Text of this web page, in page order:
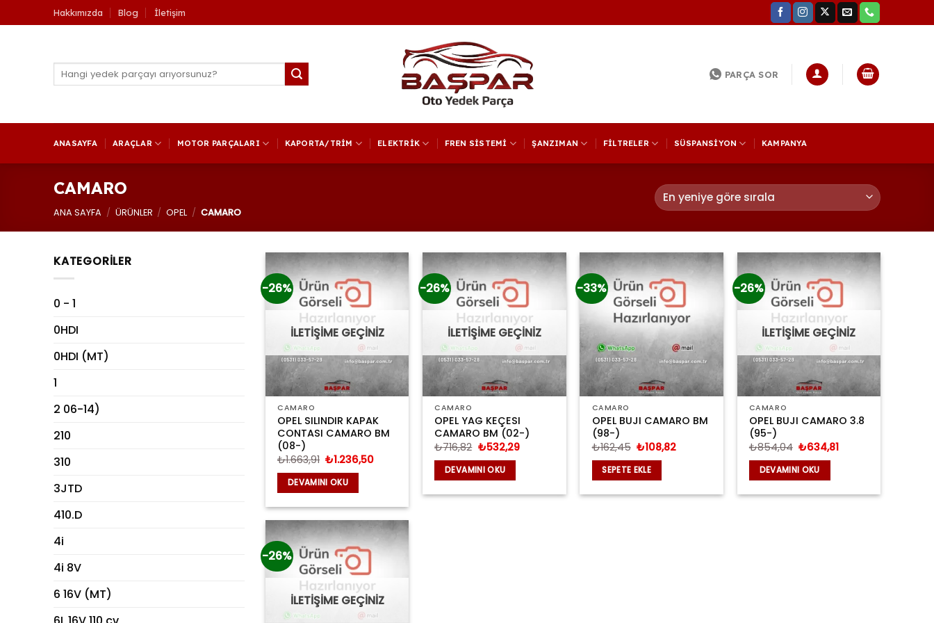
atla
Hakkımızda Blog İletişim
Ara: PARÇA SOR
ANASAYFA ARAÇLAR MOTOR PARÇALARI KAPORTA/TRİM ELEKTRİK FREN SİSTEMİ ŞANZIMAN FİLTRELER SÜSPANSİYON KAMPANYA
CAMARO
ANA SAYFA / ÜRÜNLER / OPEL / CAMARO
KATEGORİLER
0 - 1
0HDI
0HDI (MT)
1
2 06-14)
210
310
3JTD
410.D
4i
4i 8V
6 16V (MT)
-26%
İLETİŞİME GEÇİNİZ
CAMARO
OPEL SILINDIR KAPAK
CONTASI CAMARO BM
(08-)
₺1.663,91 Orijinal
₺1.663,91.
₺1.236,50Şu
DEVAMINI OKU
-26%
İLETİŞİME GEÇİNİZ
CAMARO
OPEL YAG KEÇESI
CAMARO BM (02-)
₺716,82 Orijinal
₺716,82.
₺532,29Şu
DEVAMINI OKU
-33%
CAMARO
OPEL BUJI CAMARO BM
(98-)
₺162,45 Orijinal
fiyat:
₺162,45.
₺108,82Şu
SEPETE EKLE
-26%
İLETİŞİME GEÇİNİZ
CAMARO
OPEL BUJI CAMARO 3.8
(95-)
₺854,04 Orijinal
₺854,04.
₺634,81Şu
DEVAMINI OKU
-26%
İLETİŞİME GEÇİNİZ